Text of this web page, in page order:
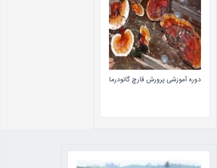
دوره آموزشی پرورش قارچ گانودرما